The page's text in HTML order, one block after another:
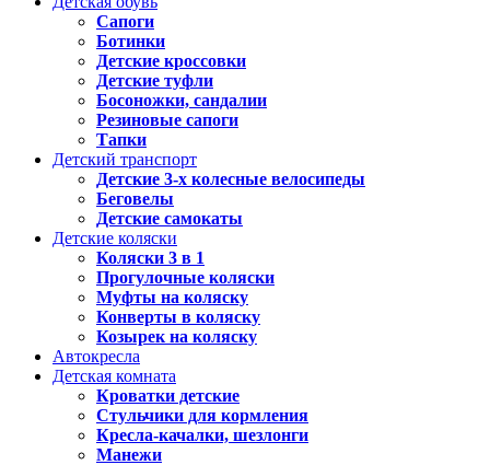
Сапоги
Ботинки
Детские кроссовки
Детские туфли
Босоножки, сандалии
Резиновые сапоги
Тапки
Детский транспорт
Детские 3-х колесные велосипеды
Беговелы
Детские самокаты
Детские коляски
Коляски 3 в 1
Прогулочные коляски
Муфты на коляску
Конверты в коляску
Козырек на коляску
Автокресла
Детская комната
Кроватки детские
Стульчики для кормления
Кресла-качалки, шезлонги
Манежи